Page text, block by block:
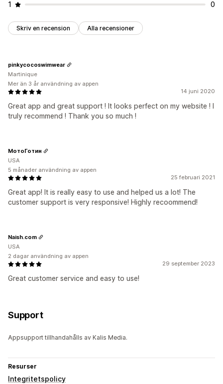
1 0
Skriv en recension Alla recensioner
14 juni 2020
Great app and great support ! It looks perfect on my website ! I
truly recommend ! Thank you so much !
pinkycocoswimwear
Martinique
Mer än 3 år användning av appen
25 februari 2021
Great app! It is really easy to use and helped us a lot! The
customer support is very responsive! Highly recoommend!
МотоГотин
USA
5 månader användning av appen
29 september 2023
Great customer service and easy to use!
Naish.com
USA
2 dagar användning av appen
Support
Appsupport tillhandahålls av Kalis Media.
Resurser
Integritetspolicy